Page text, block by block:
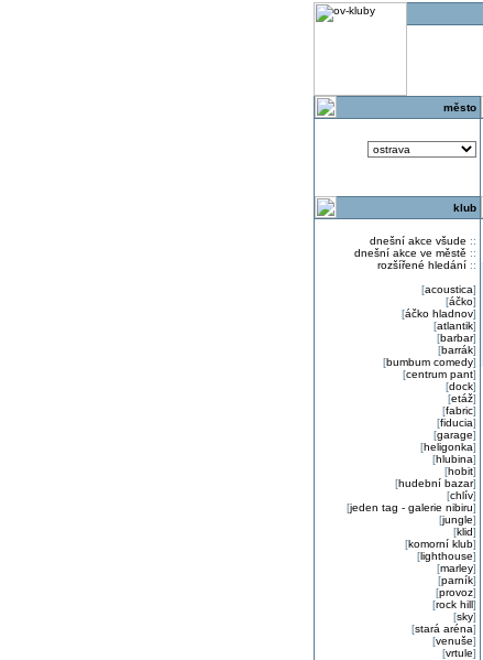
město
klub
dnešní akce všude ::
dnešní akce ve městě ::
rozšířené hledání::
[acoustica]
[áčko]
[áčko hladnov]
[atlantik]
[barbar]
[barrák]
[bumbum comedy]
[centrum pant]
[dock]
[etáž]
[fabric]
[fiducia]
[garage]
[heligonka]
[hlubina]
[hobit]
[hudební bazar]
[chlív]
[jeden tag - galerie nibiru]
[jungle]
[klid]
[komorní klub]
[lighthouse]
[marley]
[parník]
[provoz]
[rock hill]
[sky]
[stará aréna]
[venuše]
[vrtule]